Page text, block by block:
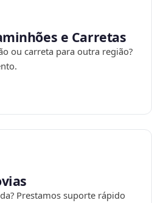
e Carretas
ou carreta para outra região?
Prestamos suporte rápido